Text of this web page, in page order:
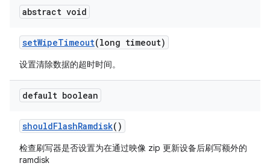
abstract void
setWipeTimeout(long timeout)
设置清除数据的超时时间。
default boolean
shouldFlashRamdisk()
检查刷写器是否设置为在通过映像 zip 更新设备后刷写额外的
ramdisk